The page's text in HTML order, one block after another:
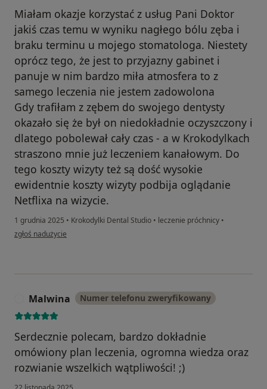
Miałam okazje korzystać z usług Pani Doktor
jakiś czas temu w wyniku nagłego bólu zęba i
braku terminu u mojego stomatologa. Niestety
oprócz tego, że jest to przyjazny gabinet i
panuje w nim bardzo miła atmosfera to z
samego leczenia nie jestem zadowolona
Gdy trafiłam z zębem do swojego dentysty
okazało się że był on niedokładnie oczyszczony i
dlatego pobolewał cały czas - a w Krokodylkach
straszono mnie już leczeniem kanałowym. Do
tego koszty wizyty też są dość wysokie
ewidentnie koszty wizyty podbija oglądanie
Netflixa na wizycie.
1 grudnia 2025 • Krokodylki Dental Studio • leczenie próchnicy •
w opinii użytkownika Pacjent
zgłoś nadużycie
Malwina Numer telefonu zweryfikowany
Serdecznie polecam, bardzo dokładnie
omówiony plan leczenia, ogromna wiedza oraz
rozwianie wszelkich wątpliwości! ;)